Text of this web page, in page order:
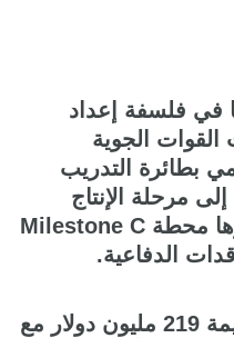
في فلسفة إعداد
القوات الجوية
بطائرة التدريب
المتقدمة T-7A Red Hawk إلى مرحلة الإنتاج
منخفض المعدل، بعد اجتيازها محطة Milestone C
الدفاعية.
حيث تم إقرار عقد أولي بقيمة 219 مليون دولار مع